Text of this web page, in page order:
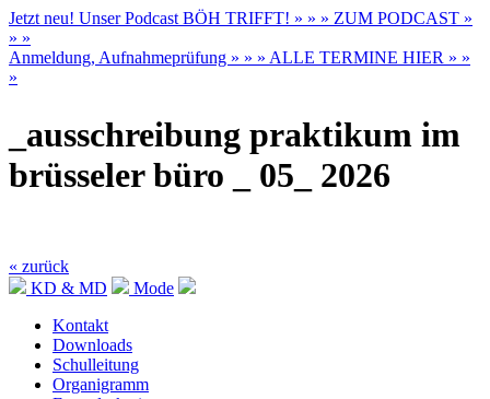
Jetzt neu! Unser Podcast BÖH TRIFFT! » » » ZUM PODCAST »
» »
Anmeldung, Aufnahmeprüfung » » » ALLE TERMINE HIER » »
»
_ausschreibung praktikum im
brüsseler büro _ 05_ 2026
« zurück
KD & MD
Mode
Kontakt
Downloads
Schulleitung
Organigramm